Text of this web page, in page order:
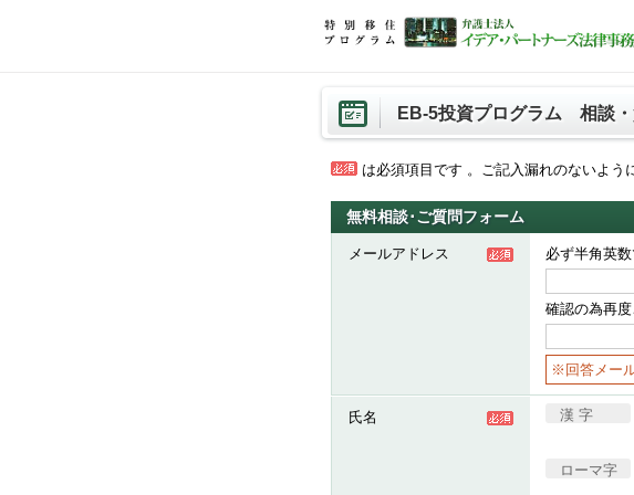
EB-5投資プログラム 相談・
は必須項目です 。ご記入漏れのないよう
無料相談･ご質問フォーム
メールアドレス 必ず半角英
確認の為再
※回答メー
氏名 漢 字
ローマ字